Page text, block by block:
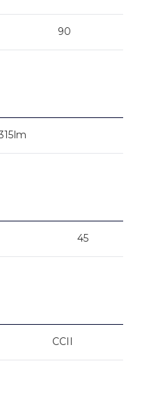
90
45
CCII